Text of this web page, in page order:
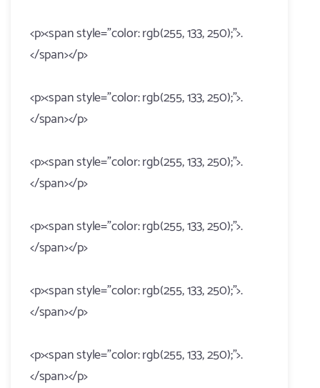
<p><span style="color: rgb(255, 133, 250);">.
</span></p>
<p><span style="color: rgb(255, 133, 250);">.
</span></p>
<p><span style="color: rgb(255, 133, 250);">.
</span></p>
<p><span style="color: rgb(255, 133, 250);">.
</span></p>
<p><span style="color: rgb(255, 133, 250);">.
</span></p>
<p><span style="color: rgb(255, 133, 250);">.
</span></p>